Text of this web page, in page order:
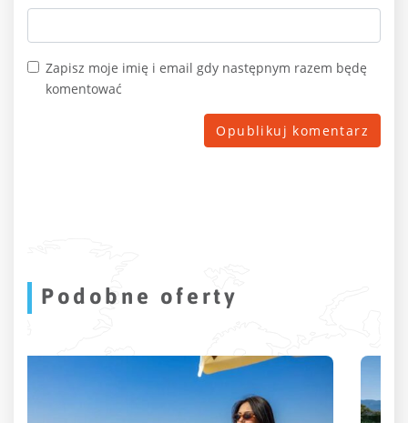
Zapisz moje imię i email gdy następnym razem będę
komentować
Podobne oferty